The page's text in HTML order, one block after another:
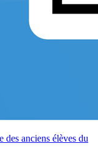
des anciens élèves du